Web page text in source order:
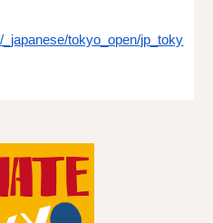
tokyo_open/jp_toky